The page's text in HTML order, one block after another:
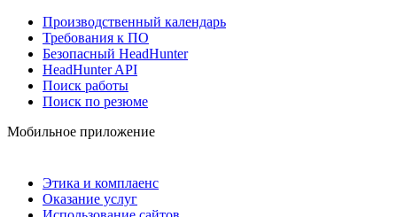
Производственный календарь
Требования к ПО
Безопасный HeadHunter
HeadHunter API
Поиск работы
Поиск по резюме
Мобильное приложение
Этика и комплаенс
Оказание услуг